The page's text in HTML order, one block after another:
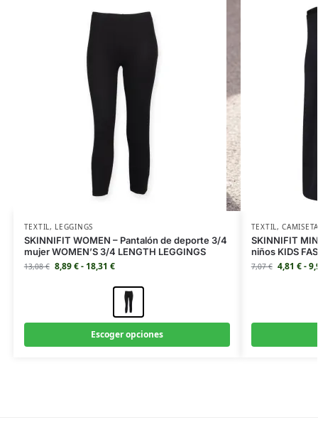
TEXTIL, LEGGINGS
SKINNIFIT WOMEN – Pantalón de deporte 3/4
mujer WOMEN’S 3/4 LENGTH LEGGINGS
13,08€ 8,89€- 18,31 €
Escoger opciones
TEXTIL,
SKINNIFIT
niños KIDS
7,07€ 4,81 €-